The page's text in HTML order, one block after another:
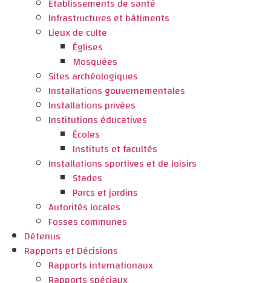
Établissements de santé
Infrastructures et bâtiments
Lieux de culte
Églises
Mosquées
Sites archéologiques
Installations gouvernementales
Installations privées
Institutions éducatives
Écoles
Instituts et facultés
Installations sportives et de loisirs
Stades
Parcs et jardins
Autorités locales
Fosses communes
Détenus
Rapports et Décisions
Rapports internationaux